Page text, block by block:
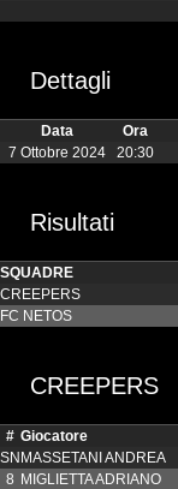
Dettagli
Data Ora
7 Ottobre 2024
20:30
Risultati
SQUADRE
CREEPERS
FC NETOS
CREEPERS
# Giocatore
SNMASSETANI ANDREA
8 MIGLIETTA ADRIANO